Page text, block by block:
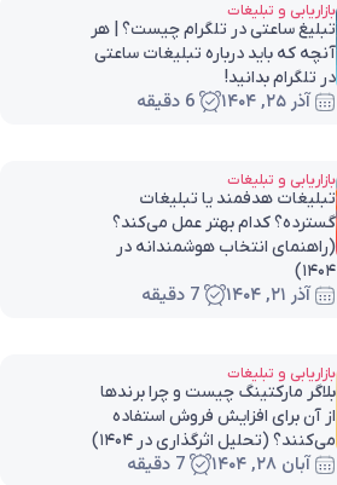
بازاریابی و تبلیغات
تبلیغ ساعتی در تلگرام چیست؟ | هر
آنچه که باید درباره تبلیغات ساعتی
در تلگرام بدانید!
آذر ۲۵, ۱۴۰۴ 6 دقیقه
بازاریابی و تبلیغات
تبلیغات هدفمند یا تبلیغات
گسترده؟ کدام بهتر عمل می‌کند؟
(راهنمای انتخاب هوشمندانه در
۱۴۰۴)
آذر ۲۱, ۱۴۰۴ 7 دقیقه
بازاریابی و تبلیغات
بلاگر مارکتینگ چیست و چرا برندها
از آن برای افزایش فروش استفاده
می‌کنند؟ (تحلیل اثرگذاری در ۱۴۰۴)
آبان ۲۸, ۱۴۰۴ 7 دقیقه